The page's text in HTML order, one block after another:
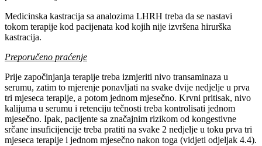
Medicinska kastracija sa analozima LHRH treba da se nastavi
tokom terapije kod pacijenata kod kojih nije izvršena hirurška
kastracija.
Preporučeno praćenje
Prije započinjanja terapije treba izmjeriti nivo transaminaza u
serumu, zatim to mjerenje ponavljati na svake dvije nedjelje u prva
tri mjeseca terapije, a potom jednom mjesečno. Krvni pritisak, nivo
kalijuma u serumu i retenciju tečnosti treba kontrolisati jednom
mjesečno. Ipak, pacijente sa značajnim rizikom od kongestivne
srčane insuficijencije treba pratiti na svake 2 nedjelje u toku prva tri
mjeseca terapije i jednom mjesečno nakon toga (vidjeti odjeljak 4.4).